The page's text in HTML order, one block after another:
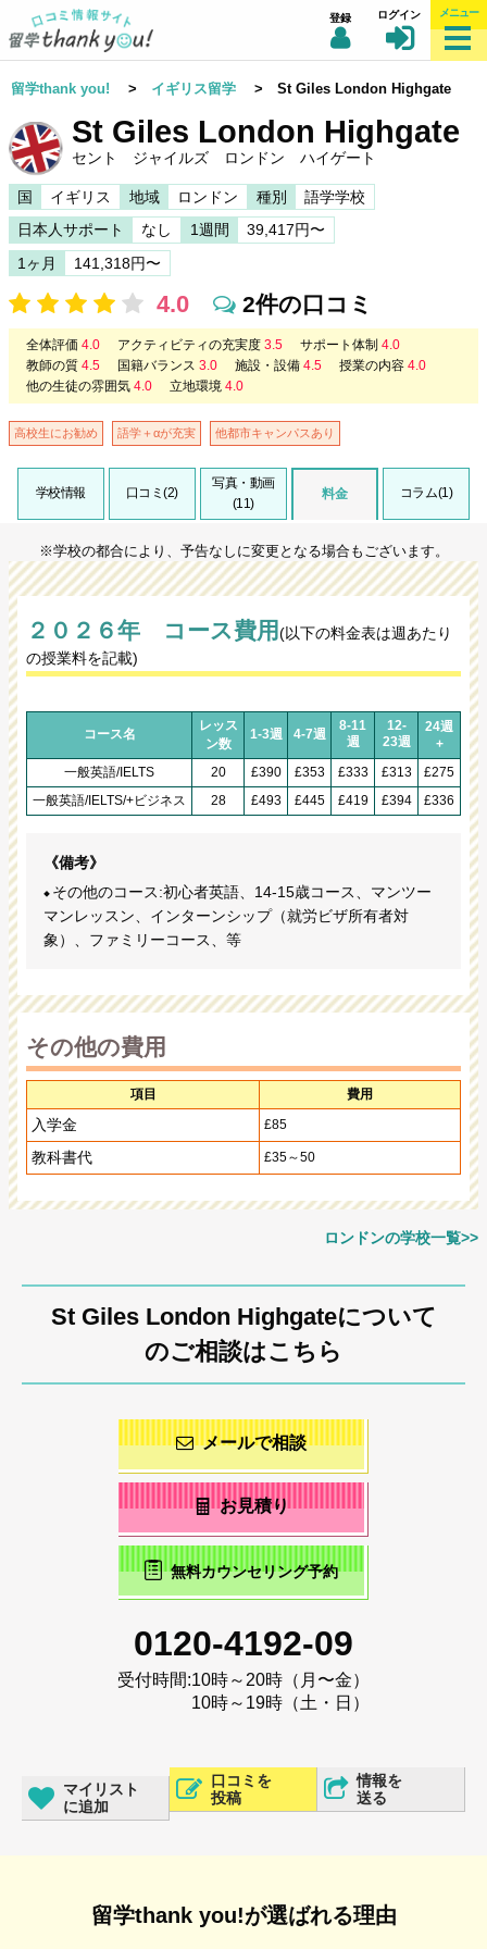
登録 ログイン メニュー
留学thank you! > イギリス留学 > St Giles London Highgate
St Giles London Highgate
セント ジャイルズ ロンドン ハイゲート
国 イギリス 地域 ロンドン 種別
語学学校
日本人サポート
なし 1週間
39,417円〜
1ヶ月
141,318円〜
4.0 2件の口コミ
全体評価 4.0 アクティビティの充実度 3.5 サポート体制 4.0
教師の質 4.5 国籍バランス 3.0 施設・設備 4.5 授業の内容 4.0
他の生徒の雰囲気 4.0 立地環境 4.0
高校生にお勧め 語学＋αが充実 他都市キャンパスあり
学校情報 口コミ(2)
写真・動画
(11)
料金 コラム(1)
※学校の都合により、予告なしに変更となる場合もございます。
２０２６年 コース費用(以下の料金表は週あたり
の授業料を記載)
コース名
レッス
ン数
1-3週 4-7週
8-11
週
12-
23週
24週
+
一般英語/IELTS
20 £390 £353 £333 £313
£275
一般英語/IELTS/+ビジネス
28 £493 £445 £419 £394 £336
《備考》
その他のコース:初心者英語、14-15歳コース、マンツー
マンレッスン、インターンシップ（就労ビザ所有者対
象）、ファミリーコース、等
その他の費用
項目 費用
入学金 £85
教科書代 £35～50
ロンドンの学校一覧>>
St Giles London Highgateについて
のご相談はこちら
メールで相談
お見積り
無料カウンセリング予約
0120-4192-09
受付時間:10時～20時（月〜金）
10時～19時（土・日）
マイリスト
に追加
口コミを
投稿
情報を
送る
留学thank you!が選ばれる理由